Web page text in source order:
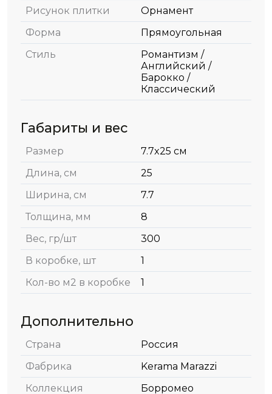
Рисунок плитки
Орнамент
Форма
Прямоугольная
Стиль
Романтизм /
Английский /
Барокко /
Классический
Габариты и вес
Размер
7.7x25 см
Длина, см
25
Ширина, см
7.7
Толщина, мм
8
Вес, гр/шт
300
В коробке, шт
1
Кол-во м2 в коробке
1
Дополнительно
Страна
Россия
Фабрика
Kerama Marazzi
Коллекция
Борромео